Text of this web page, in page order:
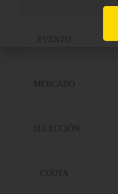
EVENTO
MERCADO
SELECCIÓN
CUOTA